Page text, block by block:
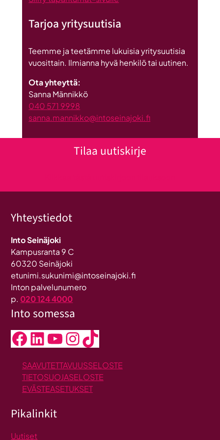
Tarjoa yritysuutisia
Teemme ja teetämme lukuisia yritysuutisia
vuosittain. Ilmianna hyvä henkilö tai uutinen.
Ota yhteyttä:
Sanna Männikkö
040 571 9998
sanna.mannikko@intoseinajoki.fi
Tilaa uutiskirje
Yhteystiedot
Into Seinäjoki
Kampusranta 9 C
60320 Seinäjoki
etunimi.sukunimi@intoseinajoki.fi
Inton palvelunumero
p. 020 124 4000
Into somessa
Facebook LinkedIn YouTube InstagramTikTok
SAAVUTETTAVUUSSELOSTE
TIETOSUOJASELOSTE
EVÄSTEASETUKSET
Pikalinkit
Uutiset